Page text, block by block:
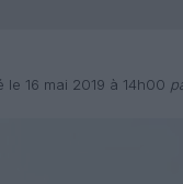
le 16 mai 2019 à 14h00